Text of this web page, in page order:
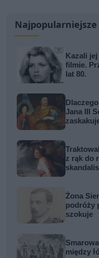
Kazali
filmie.
lat 80.
Jana III
z rąk do
Żona
podróży
szokuje
między